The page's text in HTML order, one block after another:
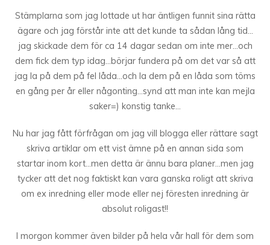
Stämplarna som jag lottade ut har äntligen funnit sina rätta
ägare och jag förstår inte att det kunde ta sådan lång tid…
jag skickade dem för ca 14 dagar sedan om inte mer…och
dem fick dem typ idag…börjar fundera på om det var så att
jag la på dem på fel låda…och la dem på en låda som töms
en gång per år eller någonting…synd att man inte kan mejla
saker=) konstig tanke…
Nu har jag fått förfrågan om jag vill blogga eller rättare sagt
skriva artiklar om ett vist ämne på en annan sida som
startar inom kort…men detta är ännu bara planer…men jag
tycker att det nog faktiskt kan vara ganska roligt att skriva
om ex inredning eller mode eller nej föresten inredning är
absolut roligast!!
I morgon kommer även bilder på hela vår hall för dem som